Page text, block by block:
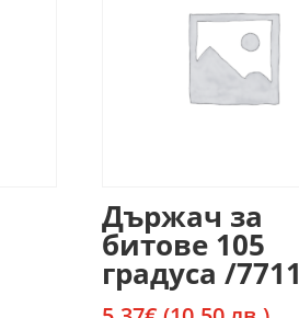
Държач за
битове 105
градуса /7711